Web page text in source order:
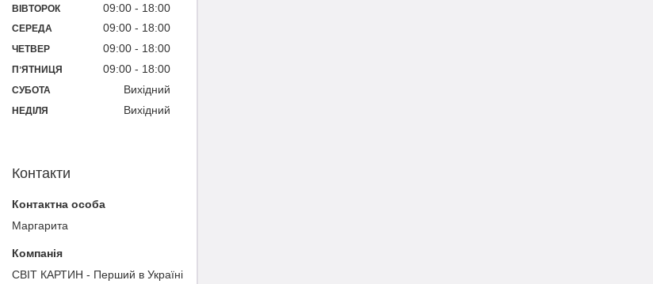
ВІВТОРОК 09:00 18:00
СЕРЕДА 09:00 18:00
ЧЕТВЕР 09:00 18:00
ПʼЯТНИЦЯ 09:00 18:00
СУБОТА Вихідний
НЕДІЛЯ Вихідний
Контакти
Маргарита
СВІТ КАРТИН - Перший в Україні